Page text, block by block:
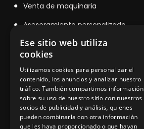
Venta de maquinaria
Asesoramiento personalizado
Instalación y reparación
Información legal
Ese sitio web utiliza
cookies
Utilizamos cookies para personalizar el
contenido, los anuncios y analizar nuestro
tráfico. También compartimos información
sobre su uso de nuestro sitio con nuestros
socios de publicidad y análisis, quienes
pueden combinarla con otra información
que les haya proporcionado o que hayan